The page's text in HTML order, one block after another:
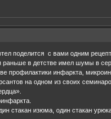
поделится с вами одним
раньше в детстве имел шумы в
профилактики инфаркта,
на одном из своих
стакан изюма, один стакан